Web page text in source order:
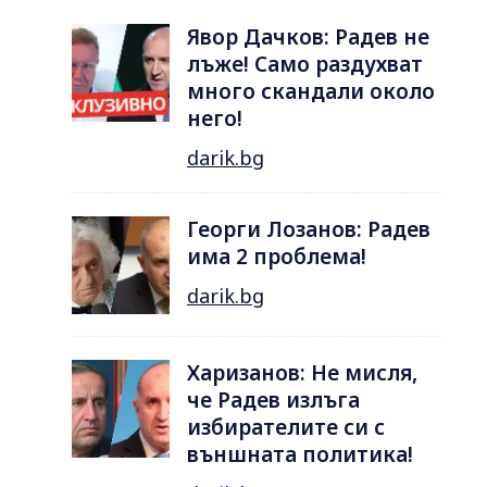
Явор Дачков: Радев не
лъже! Само раздухват
много скандали около
него!
darik.bg
Георги Лозанов: Радев
има 2 проблема!
darik.bg
Харизанов: Не мисля,
че Радев излъга
избирателите си с
външната политика!